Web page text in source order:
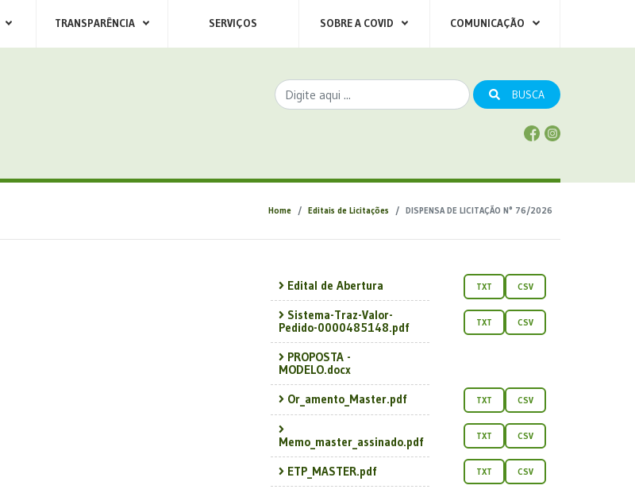
TRANSPARÊNCIA SERVIÇOS SOBRE A COVID COMUNICAÇÃO
BUSCA
Home Editais de Licitações DISPENSA DE LICITAÇÃO N° 76/2026
Edital de Abertura TXT CSV
Sistema-Traz-Valor-
Pedido-0000485148.pdf
TXT CSV
PROPOSTA -
MODELO.docx
Or_amento_Master.pdf
TXT CSV
Memo_master_assinado.pdf TXT CSV
ETP_MASTER.pdf TXT CSV